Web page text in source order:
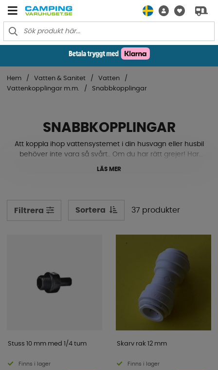
Hem Vatten & Sanitet
Vatten
Vattenkopplingar m.m.
Snabbkopplingar
SNABBKOPPLINGAR
Att koppla ihop vattensystemet i din husvagn eller husbil
behöver inte vara så svårt.. Om du har rätt grejer! Har
ditt fordon lite kraftigare styva vattenslangar som inte
dimensioner och former. Här hittar du övergångar, t-
kopplingar, vinkelkopplingar, skarvkopplingar, y-
LÄS MER
Filtrera Sortera 37 produkter
Stuss 10 mm med 1/4 tum
Finns i lager
Skarv rak 12 mm
Finns i lager